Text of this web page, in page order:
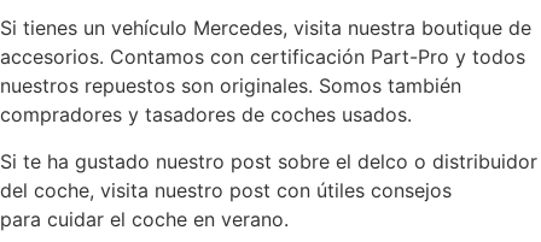
Si tienes un vehículo Mercedes, visita nuestra boutique de
accesorios. Contamos con certificación Part-Pro y todos
nuestros repuestos son originales. Somos también
compradores y tasadores de coches usados.
Si te ha gustado nuestro post sobre el delco o distribuidor
del coche, visita nuestro post con útiles consejos
para cuidar el coche en verano.